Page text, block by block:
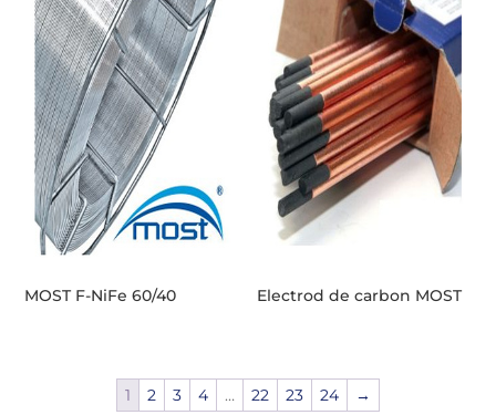
MOST F-NiFe 60/40 Electrod de carbon MOST
1 2 3 4 … 22 23 24 →